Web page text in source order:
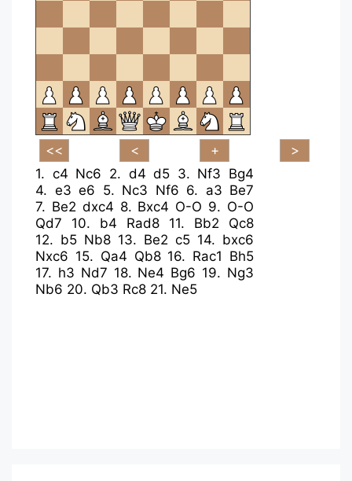
1. c4 Nc6 2. d4 d5 3. Nf3 Bg4
4. e3 e6 5. Nc3 Nf6 6. a3 Be7
7. Be2 dxc4 8. Bxc4 O-O 9. O-O
Qd7
10. b4 Rad8 11. Bb2
Qc8
12. b5 Nb8 13. Be2 c5 14. bxc6
Nxc6 15. Qa4 Qb8 16. Rac1 Bh5
17. h3 Nd7 18. Ne4 Bg6 19. Ng3
Nb6 20. Qb3 Rc8 21. Ne5